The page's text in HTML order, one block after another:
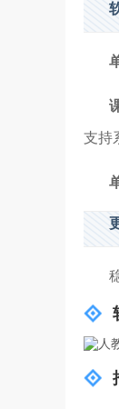
支持